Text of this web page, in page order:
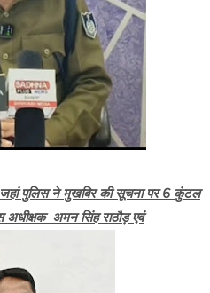
जहां पुलिस ने मुखबिर की सूचना पर 6 कुंटल
अधीक्षक अमन सिंह राठौड़ एवं